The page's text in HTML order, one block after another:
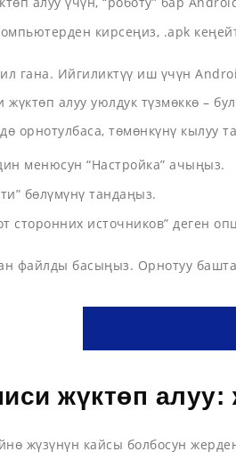
кирсеңиз, .apk
гана. Ийгиликтүү иш үчүн
алуу уюлдук түзмөккө –
орнотулбаса, төмөнкүнү кылуу
менюсун “Настройка” ачыңыз.
бөлүмүнү тандаңыз.
сторонних источников” деген
файлды басыңыз. Орнотуу
жүктөп
жүзүнүн кайсы болбосун